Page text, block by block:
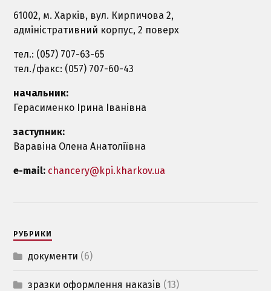
61002, м. Харкiв, вул. Кирпичова 2,
адміністративний корпус, 2 поверх
тел.: (057) 707-63-65
тел./факс: (057) 707-60-43
начальник:
Герасименко Ірина Іванівна
заступник:
Варавіна Олена Анатоліївна
e-mail: chancery@kpi.kharkov.ua
РУБРИКИ
документи (6)
зразки оформлення наказiв (13)